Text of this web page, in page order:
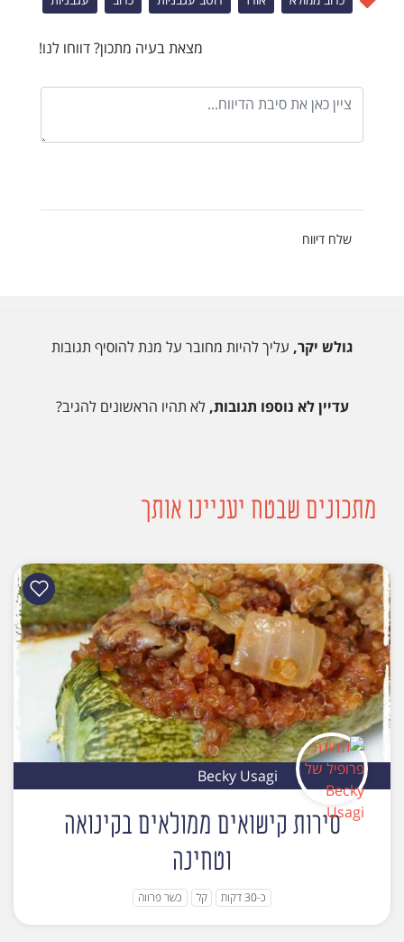
מצאת בעיה מתכון? דווחו לנו!
שלח דיווח
גולש יקר, עליך להיות מחובר על מנת להוסיף תגובות
עדיין לא נוספו תגובות,לא תהיו הראשונים להגיב?
מתכונים שבטח יעניינו אותך
Becky Usagi
סירות קישואים ממולאים בקינואה
וטחינה
כ-30 דקות קל כשר פרווה